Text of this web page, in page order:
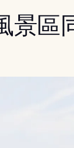
景區